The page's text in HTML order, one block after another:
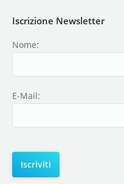
Iscrizione Newsletter
Nome:
E-Mail: